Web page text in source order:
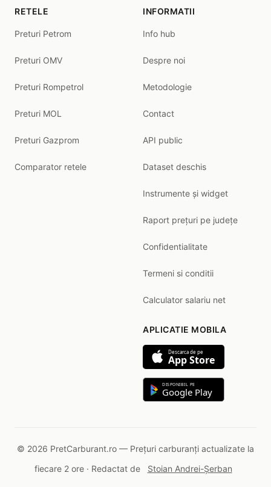
RETELE
Preturi Petrom
Preturi OMV
Preturi Rompetrol
Preturi MOL
Preturi Gazprom
Comparator retele
INFORMATII
Info hub
Despre noi
Metodologie
Contact
API public
Dataset deschis
Instrumente și widget
Raport prețuri pe județe
Confidentialitate
Termeni si conditii
Calculator salariu net
APLICATIE MOBILA
Descarca de pe
App Store
DISPONIBIL PE
Google Play
© 2026 PretCarburant.ro — Prețuri carburanți actualizate la
fiecare 2 ore · Redactat de
Stoian Andrei-Șerban